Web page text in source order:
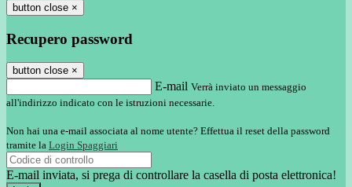
button close ×
Recupero password
button close ×
E-mail Verrà inviato un messaggio
all'indirizzo indicato con le istruzioni necessarie.
Non hai una e-mail associata al nome utente? Effettua il reset della password
tramite la Login Spaggiari
E-mail inviata, si prega di controllare la casella di posta elettronica!